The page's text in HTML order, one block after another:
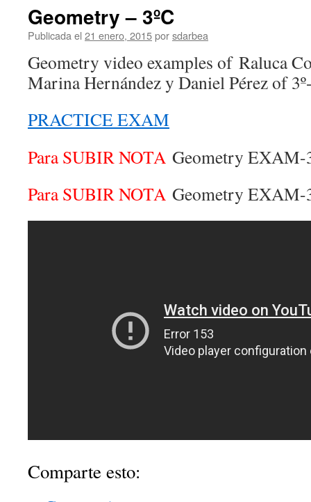
Geometry – 3ºC
Publicada el 21 enero, 2015porsdarbea
Geometry video examples of Raluca
Marina Hernández y Daniel Pérez of
PRACTICE EXAM
Para SUBIR NOTA Geometry
Para SUBIR NOTA Geometry
Comparte esto: